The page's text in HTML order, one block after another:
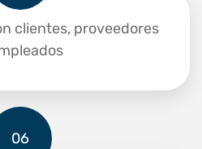
clientes, proveedores
06